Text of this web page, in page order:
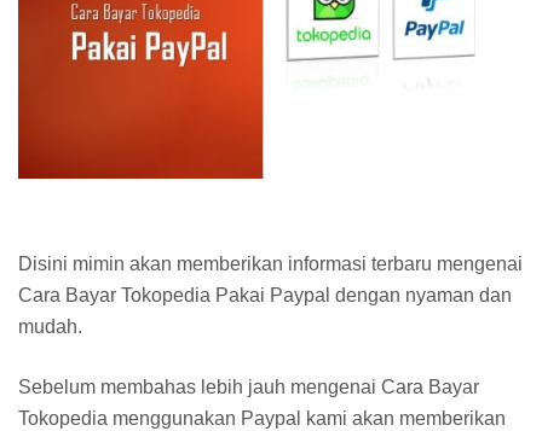
Disini mimin akan memberikan informasi terbaru mengenai
Cara Bayar Tokopedia Pakai Paypal dengan nyaman dan
mudah.
Sebelum membahas lebih jauh mengenai Cara Bayar
Tokopedia menggunakan Paypal kami akan memberikan